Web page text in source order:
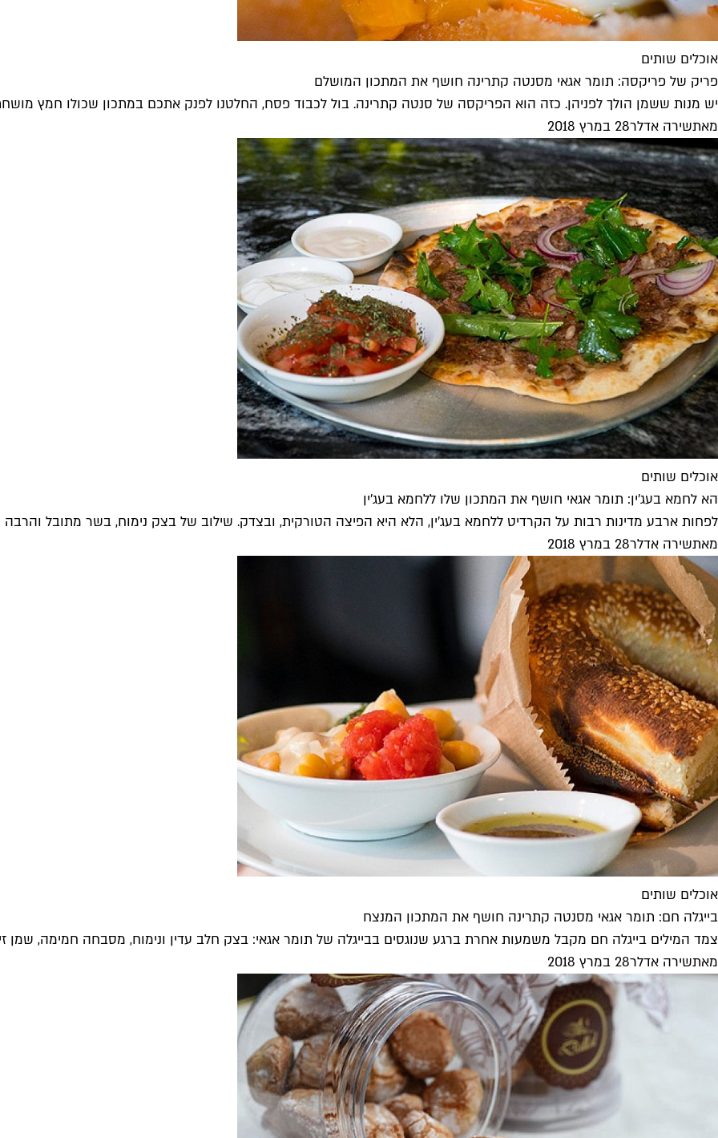
אוכלים שותים
פריק של פריקסה: תומר אגאי מסנטה קתרינה חושף את המתכון המושלם
יש מנות ששמן הולך לפניהן. כזה הוא הפריקסה של סנטה קתרינה. בול לכבוד פסח, החלטנו לפנק אתכם במתכון שכולו חמץ
מאתשירה אדלר28 במרץ 2018
אוכלים שותים
הא לחמא בעג'ין: תומר אגאי חושף את המתכון שלו ללחמא בעג'ין
לפחות ארבע מדינות רבות על הקרדיט ללחמא בעג'ין, הלא היא הפיצה הטורקית, ובצדק. שילוב של בצק נימוח, בשר מתובל והרבה
מאתשירה אדלר28 במרץ 2018
אוכלים שותים
בייגלה חם: תומר אגאי מסנטה קתרינה חושף את המתכון המנצח
צמד המילים בייגלה חם מקבל משמעות אחרת ברגע שנוגסים בבייגלה של תומר אגאי: בצק חלב עדין ונימוח, מסבחה חמימה, שמן
מאתשירה אדלר28 במרץ 2018